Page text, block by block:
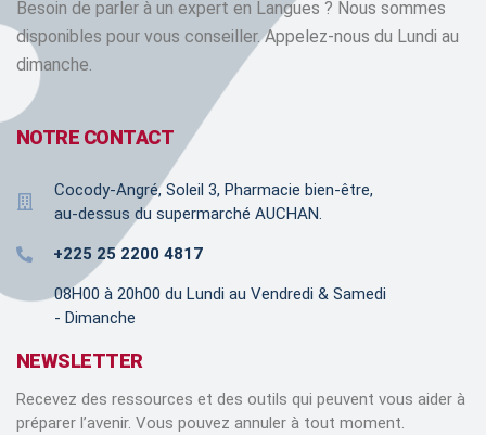
Besoin de parler à un expert en Langues ? Nous sommes
disponibles pour vous conseiller. Appelez-nous du Lundi au
dimanche.
NOTRE CONTACT
Cocody-Angré, Soleil 3, Pharmacie bien-être,
au-dessus du supermarché AUCHAN.
+225 25 2200 4817
08H00 à 20h00 du Lundi au Vendredi & Samedi
- Dimanche
NEWSLETTER
Recevez des ressources et des outils qui peuvent vous aider à
préparer l’avenir. Vous pouvez annuler à tout moment.